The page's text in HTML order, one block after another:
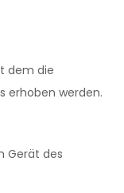
dem die
erhoben werden.
Gerät des